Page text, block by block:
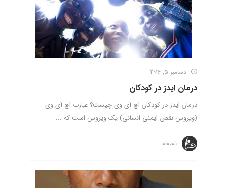
دسامبر 5, 2016
درمان ایدز در کودکان
درمان ایدز در کودکان اچ آی وی چیست؟ عبارت اچ آی وی
(ویروس نقص ایمنی انسانی) یک ویروس است که ...
نسخه